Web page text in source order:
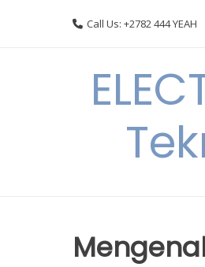
Call Us: +2782 444 YEAH